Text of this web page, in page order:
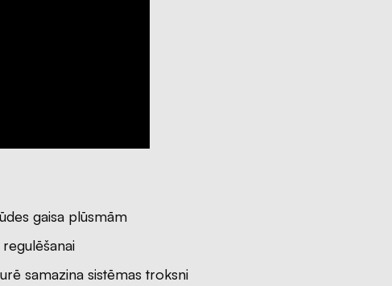
gaisa plūsmām
samazina sistēmas troksni